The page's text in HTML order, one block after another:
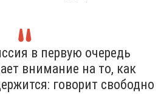
в первую очередь
внимание на то, как
говорит свободно